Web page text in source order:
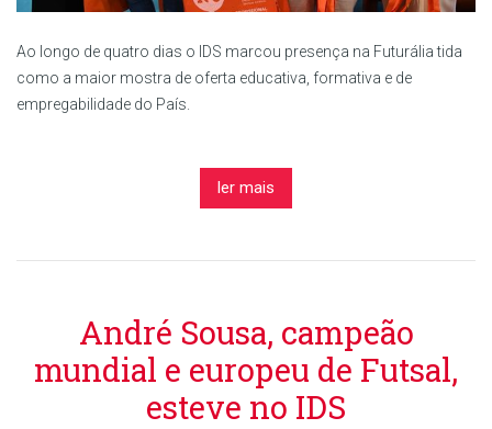
Ao longo de quatro dias o IDS marcou presença na Futurália tida
como a maior mostra de oferta educativa, formativa e de
empregabilidade do País.
ler mais
André Sousa, campeão
mundial e europeu de Futsal,
esteve no IDS